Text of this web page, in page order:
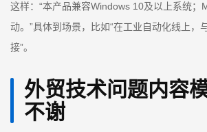
这样：“本产品兼容Windows 10及以上系统；
动。”具体到场景，比如“在工业自动化线上，
接”。
外贸技术问题内容
不谢